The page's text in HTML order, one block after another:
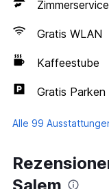
Zimmerservice
Gratis WLAN
Kaffeestube
Gratis Parken
Alle 99